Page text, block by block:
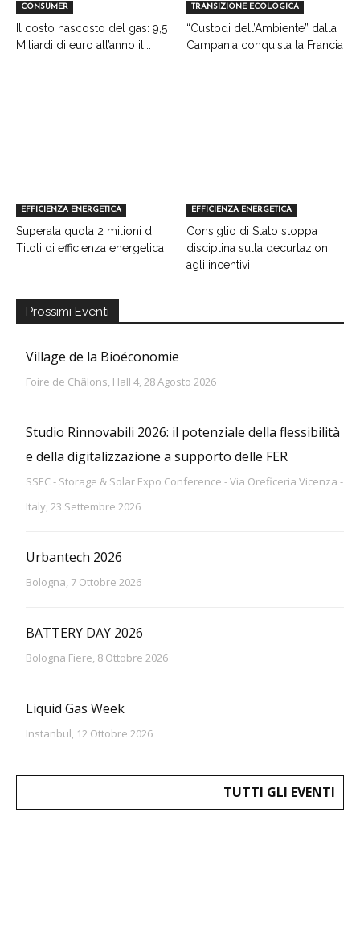
CONSUMER
Il costo nascosto del gas: 9,5
Miliardi di euro all’anno il...
TRANSIZIONE ECOLOGICA
“Custodi dell’Ambiente” dalla
Campania conquista la Francia
EFFICIENZA ENERGETICA
Superata quota 2 milioni di
Titoli di efficienza energetica
EFFICIENZA ENERGETICA
Consiglio di Stato stoppa
disciplina sulla decurtazioni
agli incentivi
Prossimi Eventi
Village de la Bioéconomie
Foire de Châlons, Hall 4, 28 Agosto 2026
Studio Rinnovabili 2026: il potenziale della flessibilità
e della digitalizzazione a supporto delle FER
SSEC - Storage & Solar Expo Conference - Via Oreficeria Vicenza -
Italy, 23 Settembre 2026
Urbantech 2026
Bologna, 7 Ottobre 2026
BATTERY DAY 2026
Bologna Fiere, 8 Ottobre 2026
Liquid Gas Week
Instanbul, 12 Ottobre 2026
TUTTI GLI EVENTI